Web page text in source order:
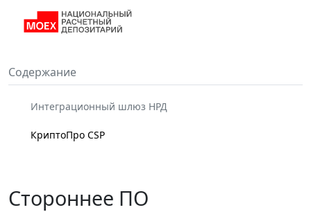
Содержание
Интеграционный шлюз НРД
КриптоПро CSP
Стороннее ПО